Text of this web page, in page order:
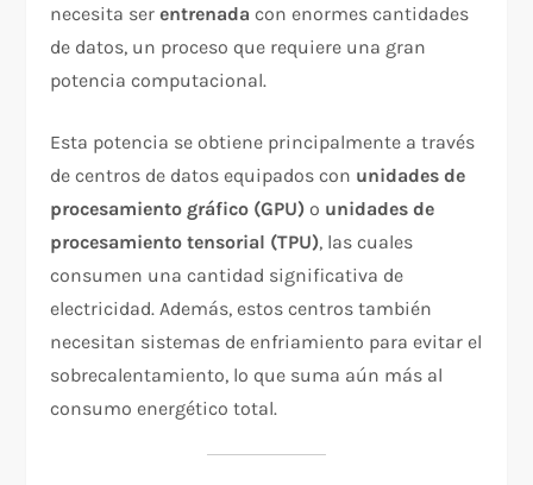
necesita serentrenada con enormes cantidades
de datos, un proceso que requiere una gran
potencia computacional.
Esta potencia se obtiene principalmente a través
de centros de datos equipados con unidades de
procesamiento gráfico (GPU) o unidades de
procesamiento tensorial (TPU), las cuales
consumen una cantidad significativa de
electricidad. Además, estos centros también
necesitan sistemas de enfriamiento para evitar el
sobrecalentamiento, lo que suma aún más al
consumo energético total.